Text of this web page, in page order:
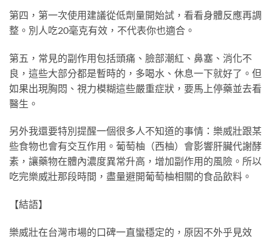
第四，第一次使用建議從低劑量開始試，看看身體反應再調
整。別人吃20毫克有效，不代表你也適合。
第五，常見的副作用包括頭痛、臉部潮紅、鼻塞、消化不
良，這些大部分都是暫時的，多喝水、休息一下就好了。但
如果出現胸悶、視力模糊這些嚴重症狀，要馬上停藥並去看
醫生。
另外我還要特別提醒一個很多人不知道的事情：樂威壯跟某
些食物也會有交互作用。葡萄柚（西柚）會影響肝臟代謝酵
素，讓藥物在體內濃度異常升高，增加副作用的風險。所以
吃完樂威壯那段時間，盡量避開葡萄柚相關的食品飲料。
【結語】
樂威壯在台灣市場的口碑一直蠻穩定的，原因不外乎見效